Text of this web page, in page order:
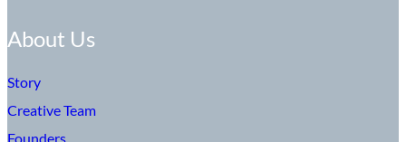
About Us
Story
Creative Team
Founders